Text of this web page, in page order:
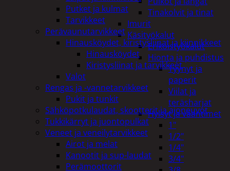
Tinakolvit ja tinat
Imurit
Käsityökalut
Erikoistyökalut
Hionta ja puhdistus
Tyynyt ja
paperit
Viilat ja
teräsharjat
Hylsyt ja vääntimet
1"
1/2"
1/4"
3/4"
Putket ja kulmat
Tarvikkeet
Perävaunutarvikkeet
Hinausköydet, kiristysliinat ja kiinnikkeet
Hinausköydet
Kiristysliinat ja tarvikkeet
Valot
Rengas ja -vannetarvikkeet
Pukit ja tunkit
Sähköpotkulaudat, skootterit ja ajoneuvot
Tukkikärryt ja juontopulkat
Veneet ja veneilytarvikkeet
Airot ja melat
Kanootit ja sup-laudat
Perämoottorit